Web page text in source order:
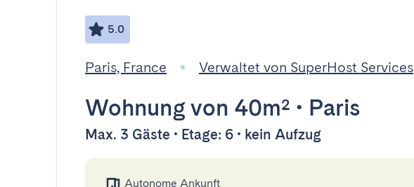
5.0
Paris, France Verwaltet von SuperHost Services
Wohnungvon 40m² • Paris
Max. 3 Gäste • Etage: 6 • kein Aufzug
Autonome Ankunft